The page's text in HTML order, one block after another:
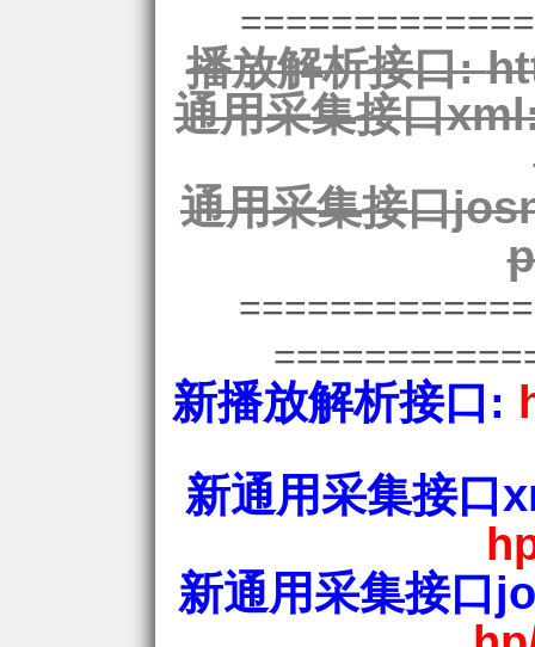
播放解析接口:
通用采集接口
通用采集接口
新播放解析接口:
新通用采集接口
新通用采集接口